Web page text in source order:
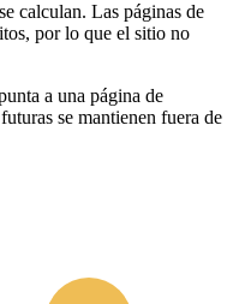
calculan. Las páginas de
por lo que el sitio no
a una página de
se mantienen fuera de